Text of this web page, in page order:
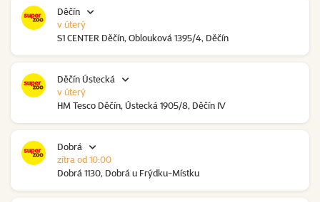
Děčín
S1 CENTER Děčín, Oblouková 1395/4, Děčín
v úterý
Děčín Ústecká
HM Tesco Děčín, Ústecká 1905/8, Děčín IV
v úterý
Dobrá
Dobrá 1130, Dobrá u Frýdku-Místku
zítra od 10:00